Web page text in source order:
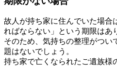
故人が持ち家に住んでいた場合
ればならない」という期限はあ
そのため、気持ちの整理がつい
題はないでしょう。
持ち家で亡くなられたご遺族様